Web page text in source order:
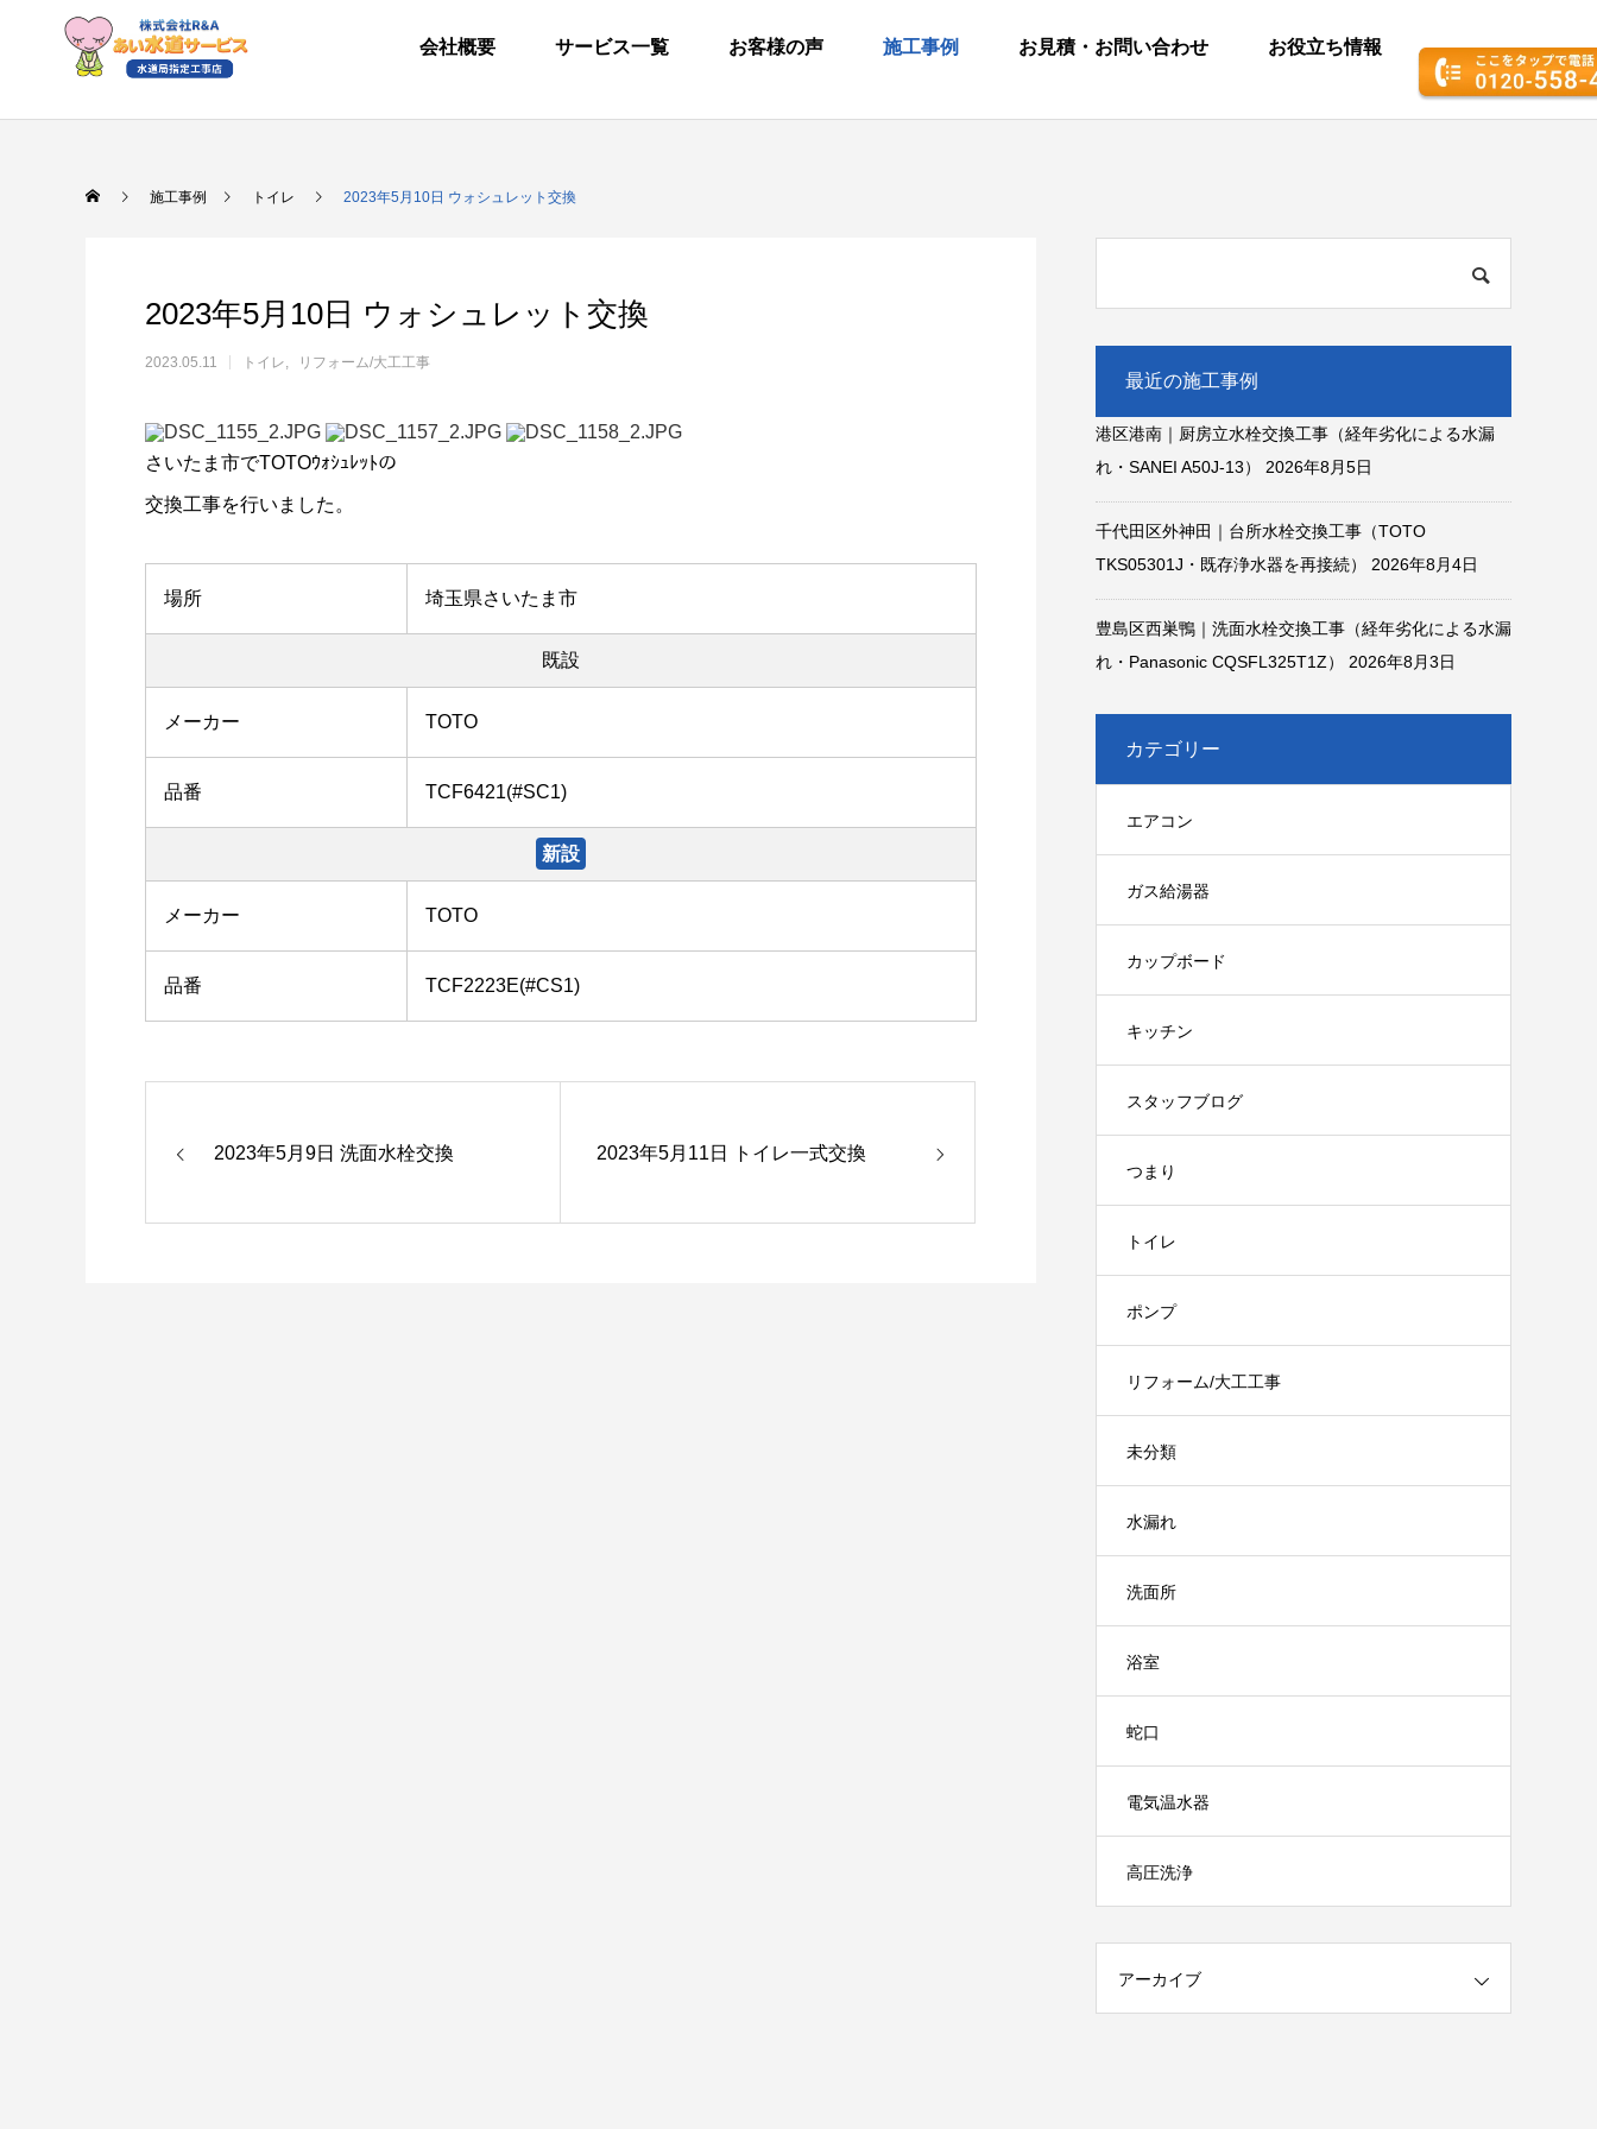
会社概要 サービス一覧 お客様の声 施工事例 お見積・お問い合わせ お役立ち情報
施工事例 トイレ 2023年5月10日 ウォシュレット交換
2023年5月10日 ウォシュレット交換
2023.05.11 トイレ リフォーム/大工工事
さいたま市でTOTOｳｫｼｭﾚｯﾄの
交換工事を行いました。
場所 埼玉県さいたま市
既設
メーカー TOTO
品番 TCF6421(#SC1)
新設
メーカー TOTO
品番 TCF2223E(#CS1)
2023年5月9日 洗面水栓交換 2023年5月11日 トイレ一式交換
最近の施工事例
港区港南｜厨房立水栓交換工事（経年劣化による水漏
れ・SANEI A50J-13）
2026年8月5日
千代田区外神田｜台所水栓交換工事（TOTO
TKS05301J・既存浄水器を再接続）
2026年8月4日
豊島区西巣鴨｜洗面水栓交換工事（経年劣化による水漏
れ・Panasonic CQSFL325T1Z）
2026年8月3日
カテゴリー
エアコン
ガス給湯器
カップボード
キッチン
スタッフブログ
つまり
トイレ
ポンプ
リフォーム/大工工事
未分類
水漏れ
洗面所
浴室
蛇口
電気温水器
高圧洗浄
アーカイブ